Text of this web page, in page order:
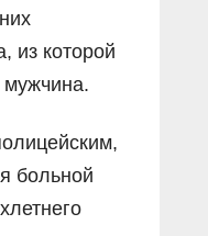
из которой
больной